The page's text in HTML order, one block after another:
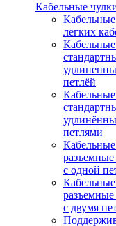
Кабельные
легких
петлёй
петлями
с одной
с двумя